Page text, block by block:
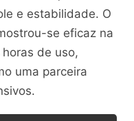
e estabilidade. O
se eficaz na
de uso,
uma parceira